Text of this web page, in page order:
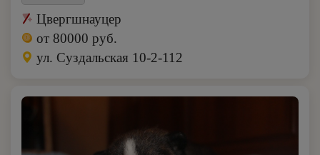
Цвергшнауцер
от 80000 руб.
ул. Суздальская 10-2-112